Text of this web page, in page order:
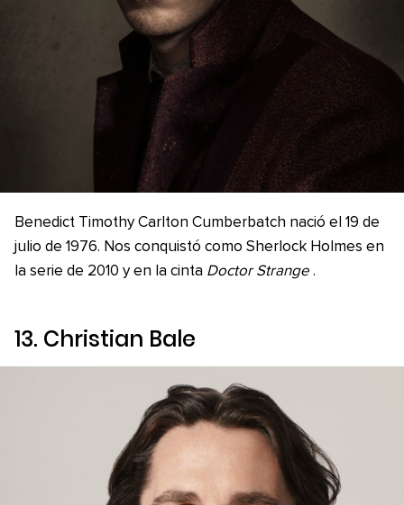
Benedict Timothy Carlton Cumberbatch nació el 19 de
julio de 1976. Nos conquistó como Sherlock Holmes en
la serie de 2010 y en la cinta Doctor Strange .
13. Christian Bale